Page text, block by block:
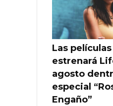
Las
estrenará
agosto
especial
Engaño”